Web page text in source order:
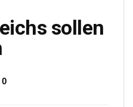
sollen
0